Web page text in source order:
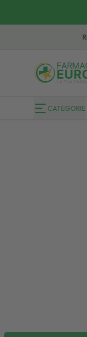
Ritira il tuo
CATEGORIE